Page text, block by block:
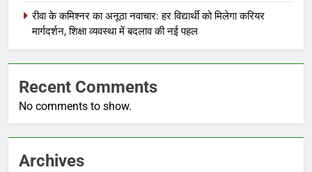
रीवा के कमिश्नर का अनूठा नवाचार: हर विद्यार्थी को मिलेगा करियर
मार्गदर्शन, शिक्षा व्यवस्था में बदलाव की नई पहल
Recent Comments
No comments to show.
Archives